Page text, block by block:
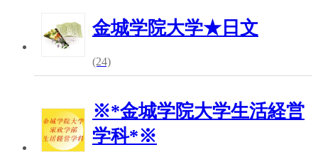
金城学院大学★日文
(24)
※*金城学院大学生活経営
学科*※